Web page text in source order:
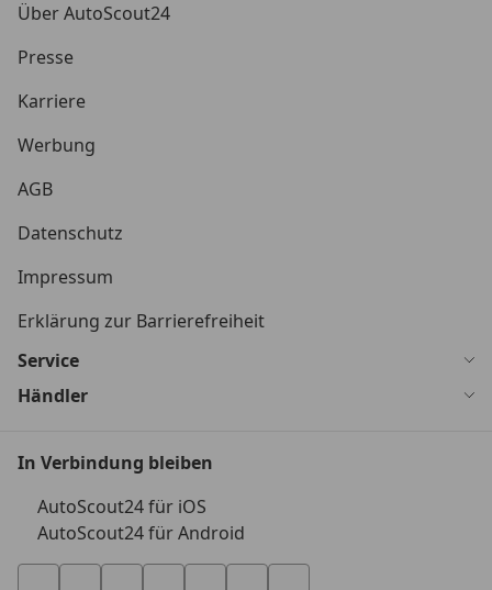
Über AutoScout24
Presse
Karriere
Werbung
AGB
Datenschutz
Impressum
Erklärung zur Barrierefreiheit
Service
Händler
In Verbindung bleiben
AutoScout24 für iOS
AutoScout24 für Android